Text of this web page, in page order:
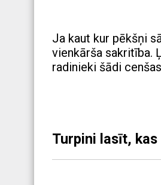
Ja kaut kur pēkšņi
vienkārša sakritība.
radinieki šādi
Turpini lasīt,